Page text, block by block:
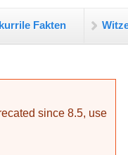
Fakten
since 8.5, use